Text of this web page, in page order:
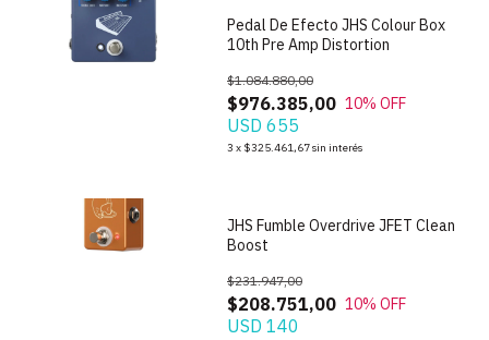
Pedal De Efecto JHS Colour Box
10th Pre Amp Distortion
$976.385,00
$1.084.880,00
10% OFF
USD 655
3 x $325.461,67sin interés
JHS Fumble Overdrive JFET Clean
Boost
$208.751,00
$231.947,00
10% OFF
USD 140